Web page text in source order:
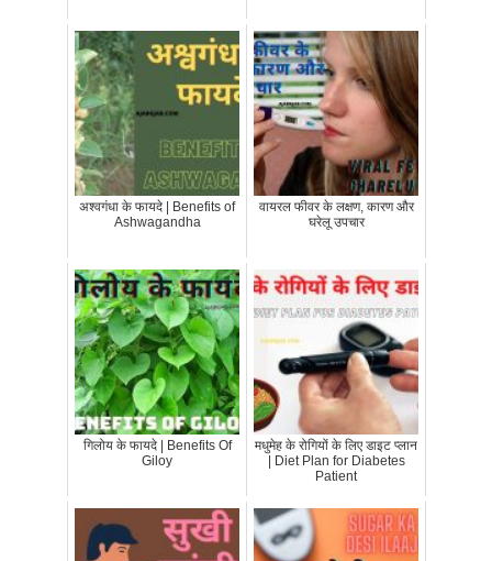
अश्वगंधा के फायदे | Benefits of
Ashwagandha
वायरल फीवर के लक्षण, कारण और
घरेलू उपचार
गिलोय के फायदे | Benefits Of
Giloy
मधुमेह के रोगियों के लिए डाइट प्लान
| Diet Plan for Diabetes
Patient